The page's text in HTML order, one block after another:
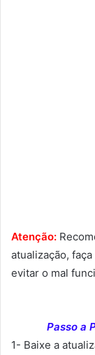
Atenção:
atualização,
evitar o mal
Passo a
1- Baixe a